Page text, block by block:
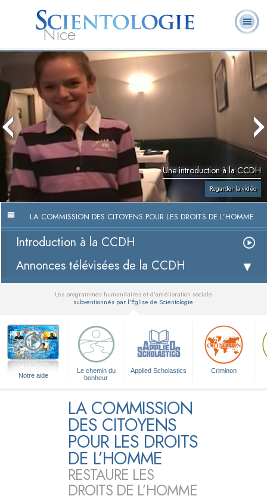
Nice
L. Ron Hubbard
Qu’est-ce que la
Scientologie ?
Ministres
Foire aux
questions
Livres
Une introduction à la CCDH
Regarder la vidéo
LA COMMISSION DES CITOYENS POUR LES DROITS DE L’HOMME
Introduction à la CCDH
Annonces télévisées de la CCDH
Les programmes humanitaires et d’amélioration sociale
subventionnés par l’Église de Scientologie
Notre aide
Le chemin du
bonheur
Applied Scholastics Criminon
LA COMMISSION
DES CITOYENS
POUR LES DROITS
DE L’HOMME
RESTAURE LES
DROITS DE L’HOMME